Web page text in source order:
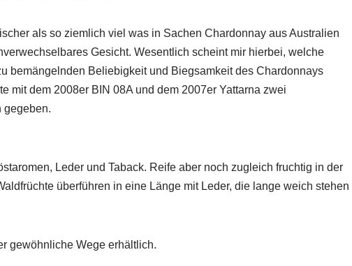
als so ziemlich viel was in Sachen Chardonnay aus Australien
Gesicht. Wesentlich scheint mir hierbei, welche
bemängelnden Beliebigkeit und Biegsamkeit des Chardonnays
mit dem 2008er BIN 08A und dem 2007er Yattarna zwei
gegeben.
Leder und Taback. Reife aber noch zugleich fruchtig in der
überführen in eine Länge mit Leder, die lange weich stehen
gewöhnliche Wege erhältlich.